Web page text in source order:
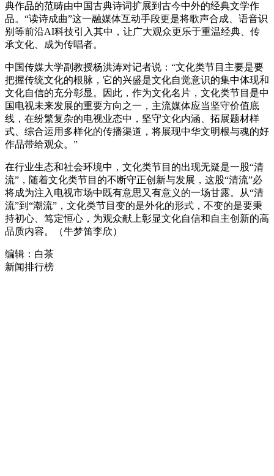
典作品的范畴由中国古典诗词扩展到古今中外的经典文学作
品。“读诗成曲”这一融媒体互动手段更是将歌声合成、语音识
别等前沿AI科技引入其中，让广大观众更乐于重温经典、传
承文化、成为传唱者。
中国传媒大学副教授杨洪涛对记者说：“文化类节目主要是要
把握传统文化的根脉，它的兴盛是文化自觉意识的集中体现和
文化自信的充分彰显。因此，作为文化名片，文化类节目是中
国电视未来发展的重要方向之一，主流媒体应当坚守价值底
线，在纷繁复杂的电视业态中，坚守文化内涵、拓展题材样
式、综合运用多样化的传播渠道，将展现中华文明根与魂的好
作品带给观众。”
在行业生态和社会环境中，文化类节目的出现无疑是一股“清
流”，随着文化类节目的不断守正创新与发展，这股“清流”必
将成为注入电视市场中既有意思又有意义的一场甘露。从“清
流”到“潮流”，文化类节目变的是外化的形式，不变的是要秉
持初心、笃定恒心，为观众献上彰显文化自信和自主创新的高
品质内容。（牛梦笛李欣）
编辑：白茶
新闻排行榜